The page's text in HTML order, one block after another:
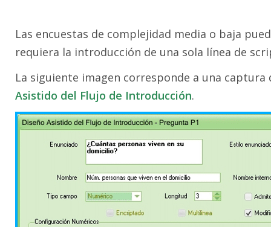
Las encuestas de complejidad media o baja
requiera la introducción de una sola línea de
La siguiente imagen corresponde a una
Asistido del Flujo de Introducción.